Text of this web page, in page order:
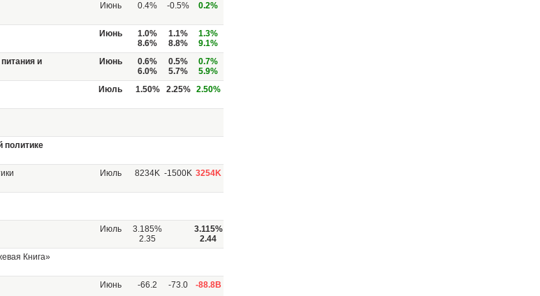
Июнь 0.4% -0.5% 0.2%
Июнь
1.0%
8.6%
1.1%
8.8%
1.3%
9.1%
и
Июнь
0.6%
6.0%
0.5%
5.7%
0.7%
5.9%
Июль 1.50% 2.25% 2.50%
политике
Июль 8234K -1500K 3254K
Июль
3.185%
2.35
3.115%
2.44
Книга»
Июнь -66.2 -73.0 -88.8B